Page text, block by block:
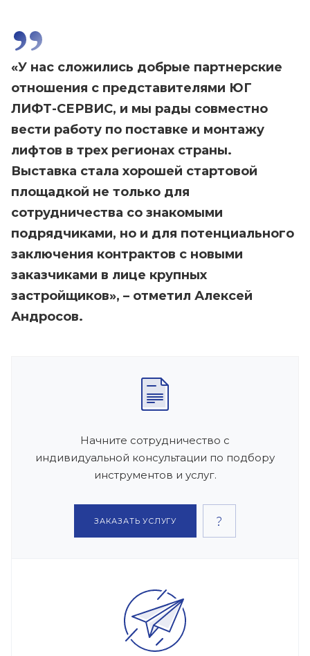
«У нас сложились добрые партнерские
отношения с представителями ЮГ
ЛИФТ-СЕРВИС, и мы рады совместно
вести работу по поставке и монтажу
лифтов в трех регионах страны.
Выставка стала хорошей стартовой
площадкой не только для
сотрудничества со знакомыми
подрядчиками, но и для потенциального
заключения контрактов с новыми
заказчиками в лице крупных
застройщиков», – отметил Алексей
Андросов.
Начните сотрудничество с
индивидуальной консультации по подбору
инструментов и услуг.
ЗАКАЗАТЬ УСЛУГУ